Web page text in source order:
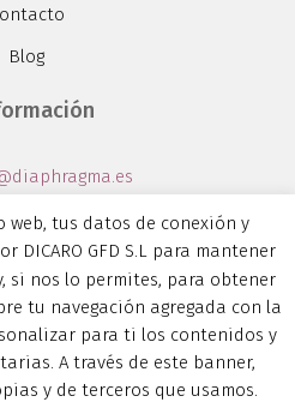
Blog
679 31 42 24
8, 28014 Madrid, España.
web, tus datos de conexión y
DICARO GFD S.L para mantener
si nos lo permites, para obtener
tu navegación agregada con la
para ti los contenidos y
A través de este banner,
y de terceros que usamos.